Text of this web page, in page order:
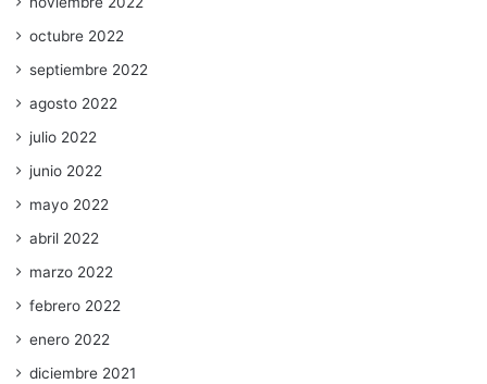
octubre 2022
septiembre 2022
agosto 2022
julio 2022
junio 2022
mayo 2022
abril 2022
marzo 2022
febrero 2022
enero 2022
diciembre 2021